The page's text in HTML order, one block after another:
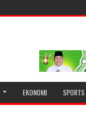
EKONOMI SPORTS